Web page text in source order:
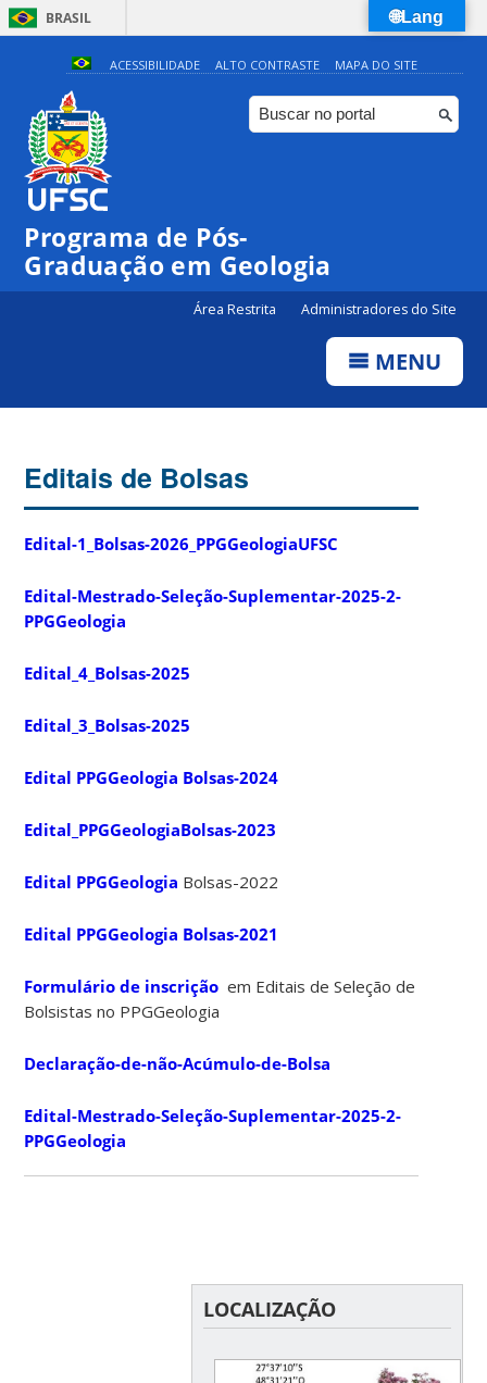
BRASIL
Simplifique!
Comunica BR
Participe
ACESSIBILIDADE ALTO CONTRASTE MAPA DO SITE
Programa de Pós-
Graduação em Geologia
Área Restrita Administradores do Site
MENU
Editais de Bolsas
Edital-1_Bolsas-2026_PPGGeologiaUFSC
Edital-Mestrado-Seleção-Suplementar-2025-2-
PPGGeologia
Edital_4_Bolsas-2025
Edital_3_Bolsas-2025
Edital PPGGeologia Bolsas-2024
Edital_PPGGeologiaBolsas-2023
Edital PPGGeologia Bolsas-2022
Edital PPGGeologia Bolsas-2021
Formulário de inscrição em Editais de Seleção de
Bolsistas no PPGGeologia
Declaração-de-não-Acúmulo-de-Bolsa
Edital-Mestrado-Seleção-Suplementar-2025-2-
PPGGeologia
LOCALIZAÇÃO
🌐Lang